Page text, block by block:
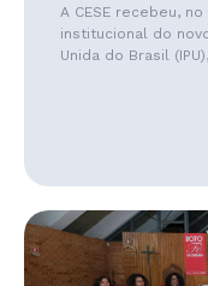
A CESE recebeu,
institucional do
Unida do Brasil